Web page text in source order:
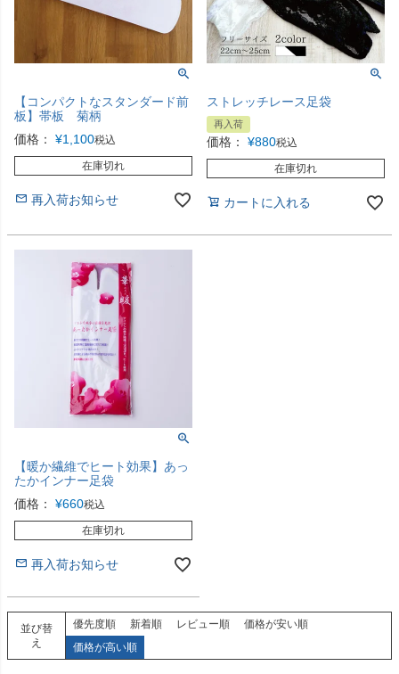
【コンパクトなスタンダード前
板】帯板 菊柄
価格：
¥1,100税込
在庫切れ
再入荷お知らせ
ストレッチレース足袋
再入荷
価格： ¥880税込
在庫切れ
カートに入れる
【暖か繊維でヒート効果】あっ
たかインナー足袋
価格：
¥660税込
在庫切れ
再入荷お知らせ
並び替
え
優先度順 新着順 レビュー順
価格が安い順
価格が高い順